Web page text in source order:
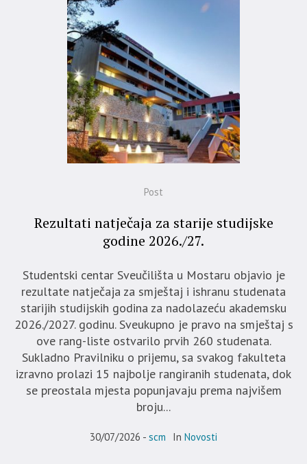
Post
Rezultati natječaja za starije studijske
godine 2026./27.
Studentski centar Sveučilišta u Mostaru objavio je
rezultate natječaja za smještaj i ishranu studenata
starijih studijskih godina za nadolazeću akademsku
2026./2027. godinu. Sveukupno je pravo na smještaj s
ove rang-liste ostvarilo prvih 260 studenata.
Sukladno Pravilniku o prijemu, sa svakog fakulteta
izravno prolazi 15 najbolje rangiranih studenata, dok
se preostala mjesta popunjavaju prema najvišem
broju...
30/07/2026 scm In Novosti